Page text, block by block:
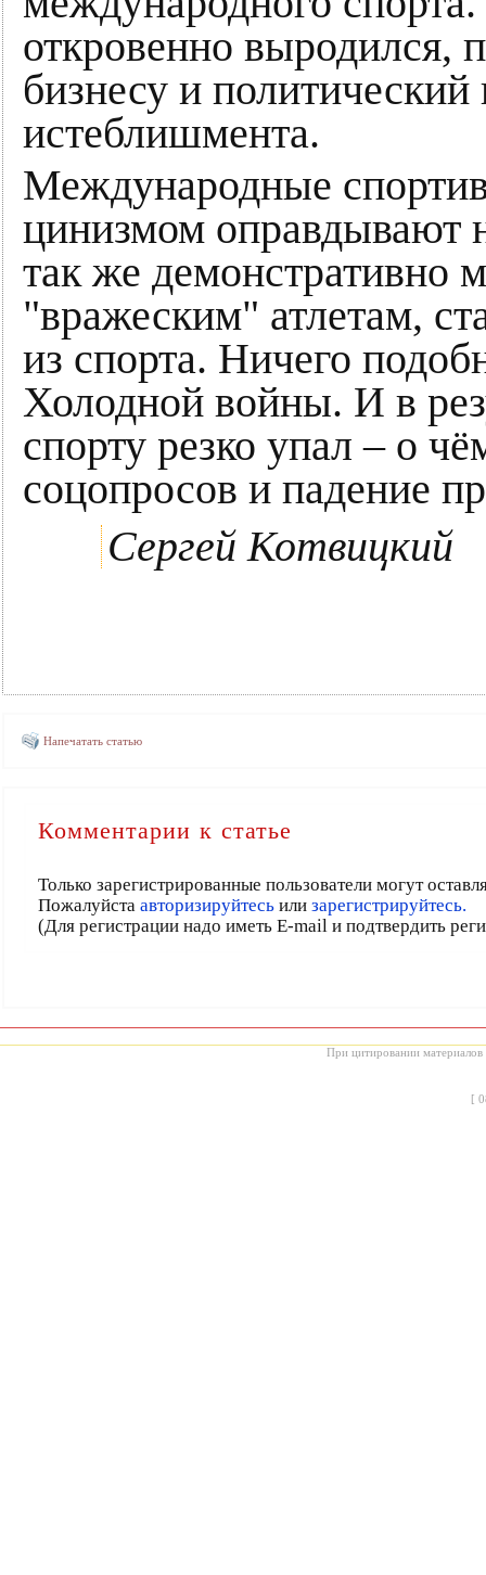
откровенно выродился,
бизнесу и политический
истеблишмента.
Международные
цинизмом оправдывают
так же демонстративно
"вражеским" атлетам,
из спорта. Ничего
Холодной войны. И в
спорту резко упал – о
соцопросов и падение
Сергей Котвицкий
Напечатать статью
Комментарии к статье
Только зарегистрированные пользователи могут
Пожалуйста авторизируйтесьили зарегистрируйтесь.
(Для регистрации надо иметь E-mail и подтвердить
При цитировании материалов
[